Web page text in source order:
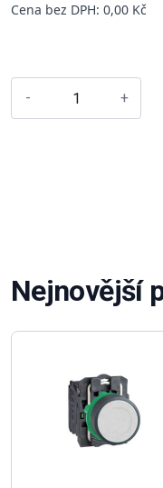
Cena bez DPH: 0,00 Kč
- +
Nejnovější